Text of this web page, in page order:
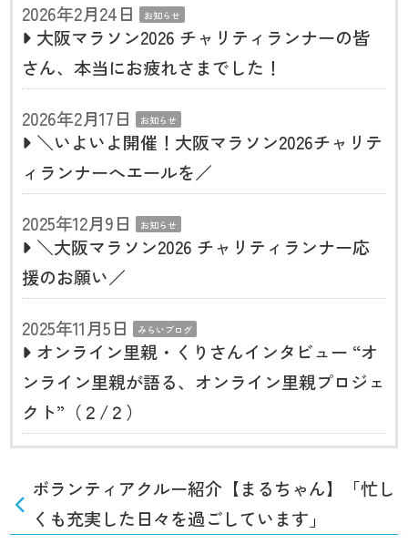
2026年2月24日 お知らせ
大阪マラソン2026 チャリティランナーの皆
さん、本当にお疲れさまでした！
2026年2月17日
お知らせ
＼いよいよ開催！大阪マラソン2026チャリテ
ィランナーへエールを／
2025年12月9日
お知らせ
＼大阪マラソン2026 チャリティランナー応
援のお願い／
2025年11月5日
みらいブログ
オンライン里親・くりさんインタビュー “オ
ンライン里親が語る、オンライン里親プロジェ
クト”（２/２）
ボランティアクルー紹介【まるちゃん】「忙し
くも充実した日々を過ごしています」